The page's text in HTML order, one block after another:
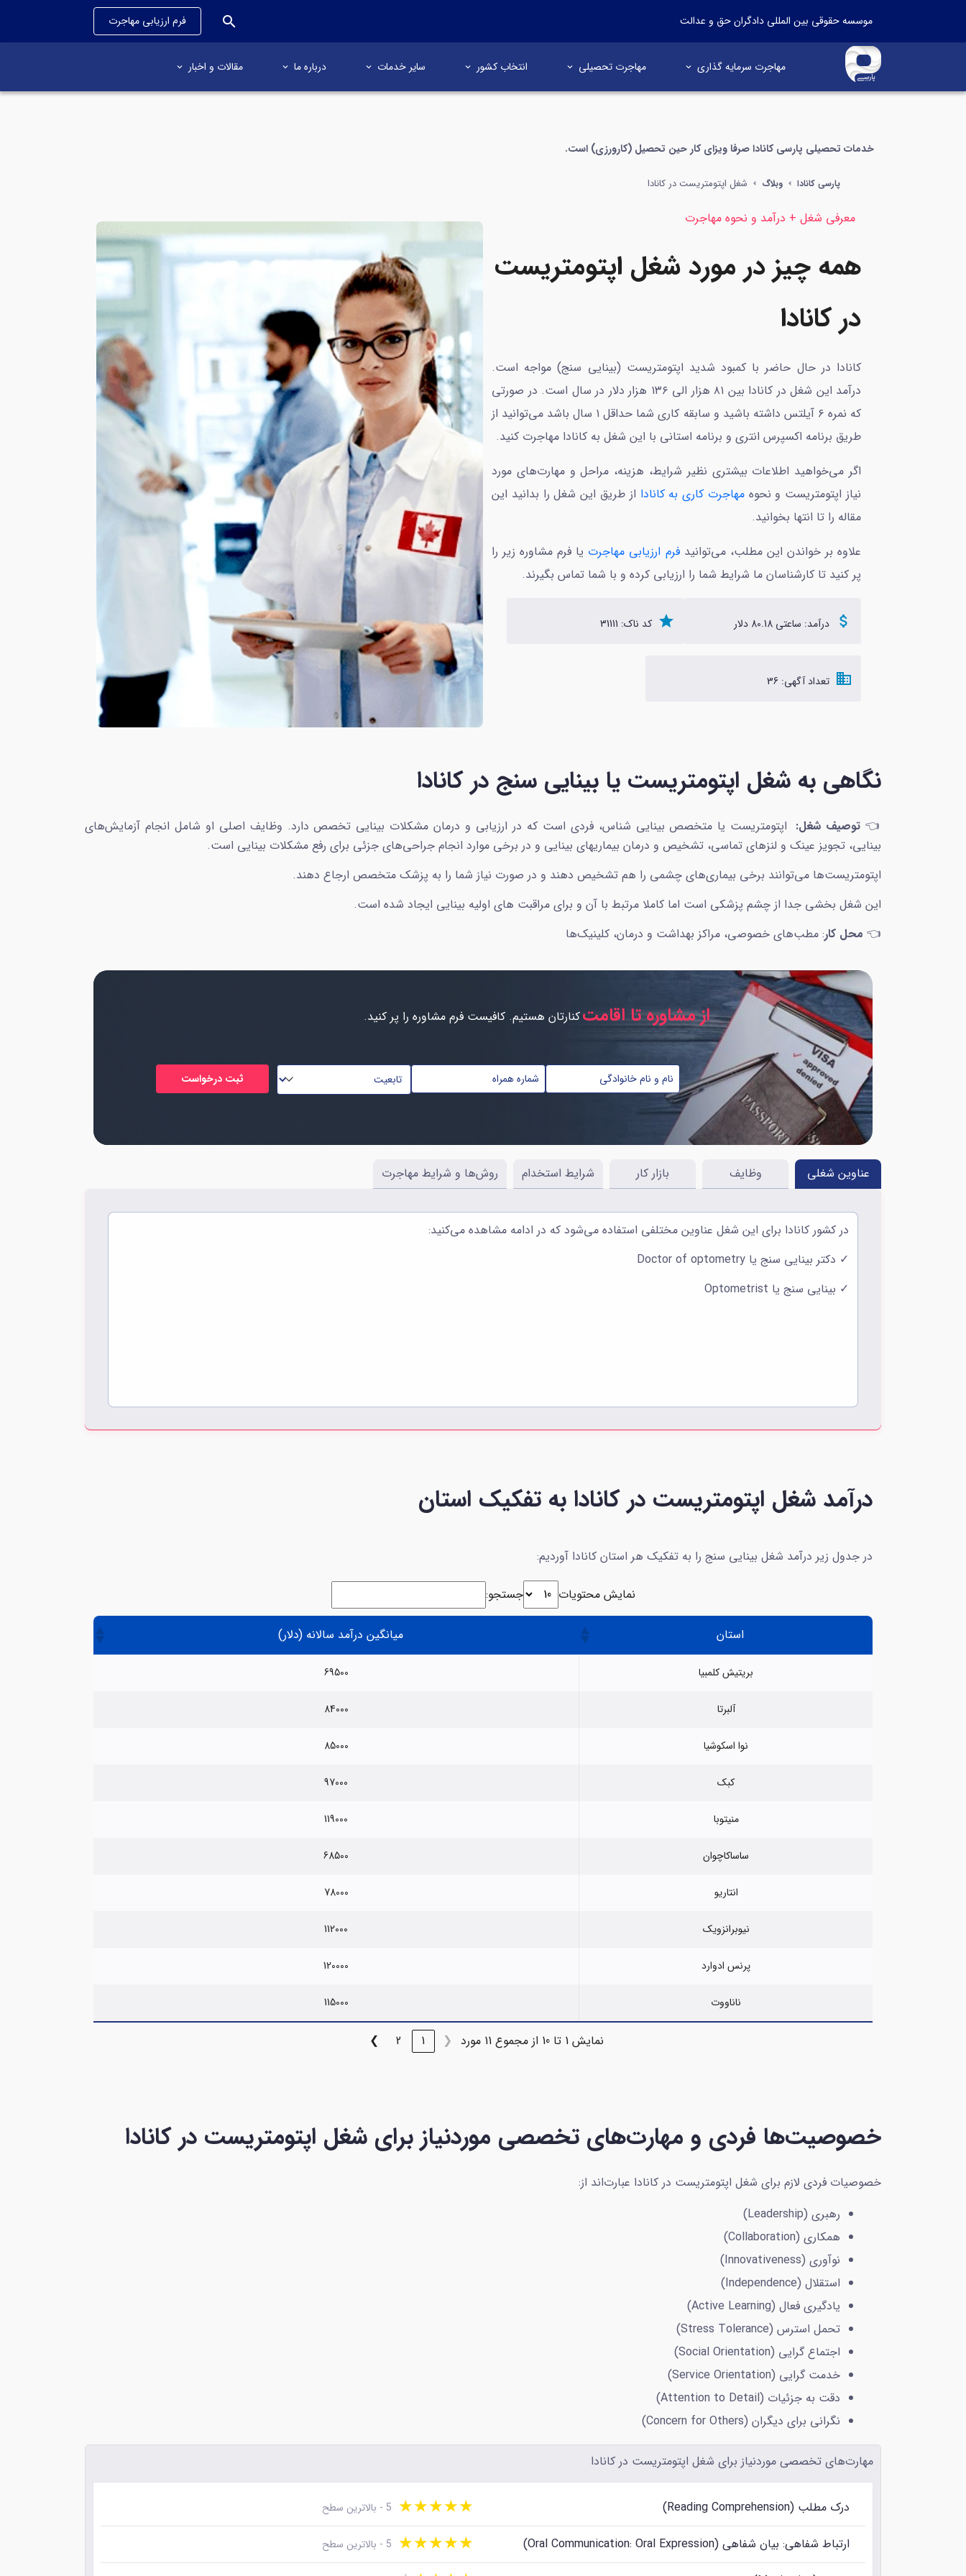
موسسه حقوقی بین المللی دادگران حق و عدالت فرم ارزیابی مهاجرت search
مهاجرت سرمایه گذاری مهاجرت تحصیلی انتخاب کشور سایر خدمات درباره ما مقالات و اخبار
خدمات تحصیلی پارسی کانادا صرفا ویزای کار حین تحصیل (کارورزی) است.
پارسی کانادا وبلاگ شغل اپتومتریست در کانادا
معرفی شغل + درآمد و نحوه مهاجرت
همه چیز در مورد شغل اپتومتریست
در کانادا
کانادا در حال حاضر با کمبود شدید اپتومتریست (بینایی سنج) مواجه است.
درآمد این شغل در کانادا بین ۸۱ هزار الی ۱۳۶ هزار دلار در سال است. در صورتی
که نمره ۶ آیلتس داشته باشید و سابقه کاری شما حداقل ۱ سال باشد می‌توانید از
طریق برنامه اکسپرس انتری و برنامه استانی با این شغل به کانادا مهاجرت کنید.
اگر می‌خواهید اطلاعات بیشتری نظیر شرایط، هزینه، مراحل و مهارت‌های مورد
نیاز اپتومتریست و نحوهمهاجرت کاری به کانادا از طریق این شغل را بدانید این
مقاله را تا انتها بخوانید.
علاوه بر خواندن این مطلب، می‌توانیدفرم ارزیابی مهاجرت یا فرم مشاوره زیر را
پر کنید تا کارشناسان ما شرایط شما را ارزیابی کرده و با شما تماس بگیرند.
attach_money درآمد: ساعتی 80.18 دلار star کد ناک: 31111
domain تعداد آگهی: 36
نگاهی به شغل اپتومتریست یا بینایی سنج در کانادا
👈 توصیف شغل: اپتومتریست یا متخصص بینایی شناس، فردی است که در ارزیابی و درمان مشکلات بینایی تخصص دارد. وظایف اصلی او شامل انجام آزمایش‌های
بینایی، تجویز عینک و لنزهای تماسی، تشخیص و درمان بیماریهای بینایی و در برخی موارد انجام جراحی‌های جزئی برای رفع مشکلات بینایی است.
اپتومتریست‌ها می‌توانند برخی بیماری‌های چشمی را هم تشخیص دهند و در صورت نیاز شما را به پزشک متخصص ارجاع دهند.
این شغل بخشی جدا از چشم پزشکی است اما کاملا مرتبط با آن و برای مراقبت های اولیه بینایی ایجاد شده است.
👈 محل کار: مطب‌های خصوصی، مراکز بهداشت و درمان، کلینیک‌ها
از مشاوره تا اقامتکنارتان هستیم. کافیست فرم مشاوره را پر کنید.
نام
و
نام
خانوادگی
*
شماره
موبایل
*
تابعیت
*
عناوین شغلی وظایف بازار کار شرایط استخدام روش‌ها و شرایط مهاجرت
در کشور کانادا برای این شغل عناوین مختلفی استفاده می‌شود که در ادامه مشاهده می‌کنید:
✓ دکتر بینایی سنج یا Doctor of optometry
✓ بینایی سنج یا Optometrist
درآمد شغل اپتومتریست در کانادا به تفکیک استان
در جدول زیر درآمد شغل بینایی سنج را به تفکیک هر استان کانادا آوردیم:
نمایش محتویات جستجو:
استان میانگین درآمد سالانه (دلار)
بریتیش کلمبیا 69500
آلبرتا 84000
نوا اسکوشیا 85000
کبک 97000
منیتوبا 119000
ساساکاچوان 68500
انتاریو 78000
نیوبرانزویک 112000
پرنس ادوارد 120000
ناناووت 115000
نمایش 1 تا 10 از مجموع 11 مورد ❮
1
2
❯
خصوصیت‌ها فردی و مهارت‌های تخصصی موردنیاز برای شغل اپتومتریست در کانادا
خصوصیات فردی لازم برای شغل اپتومتریست در کانادا عبارت‌اند از:
رهبری (Leadership)
همکاری (Collaboration)
نوآوری (Innovativeness)
استقلال (Independence)
یادگیری فعال (Active Learning)
تحمل استرس (Stress Tolerance)
اجتماع گرایی (Social Orientation)
خدمت گرایی (Service Orientation)
دقت به جزئیات (Attention to Detail)
نگرانی برای دیگران (Concern for Others)
مهارت‌های تخصصی موردنیاز برای شغل اپتومتریست در کانادا
درک مطلب (Reading Comprehension) ★
★
★
★
★ 5 - بالاترین سطح
ارتباط شفاهی: بیان شفاهی (Oral Communication: Oral Expression) ★
★
★
★
★ 5 - بالاترین سطح